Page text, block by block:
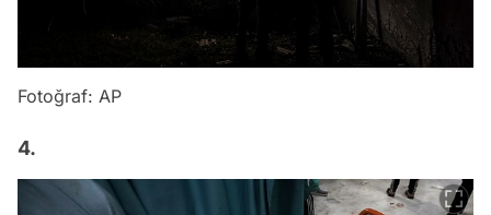
Fotoğraf: AP
4.